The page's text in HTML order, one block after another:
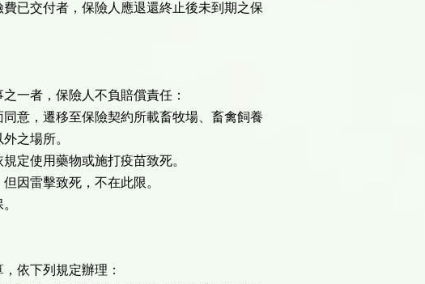
已交付者，保險人應退還終止後未到期之保
一者，保險人不負賠償責任：
意，遷移至保險契約所載畜牧場、畜禽飼養
之場所。
定使用藥物或施打疫苗致死。
因雷擊致死，不在此限。
依下列規定辦理：